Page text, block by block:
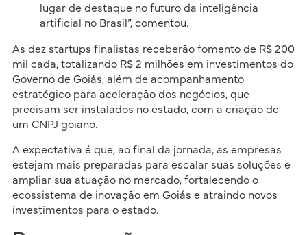
lugar de destaque no futuro da inteligência
artificial no Brasil”, comentou.
As dez startups finalistas receberão fomento de R$ 200
mil cada, totalizando R$ 2 milhões em investimentos do
Governo de Goiás, além de acompanhamento
estratégico para aceleração dos negócios, que
precisam ser instalados no estado, com a criação de
um CNPJ goiano.
A expectativa é que, ao final da jornada, as empresas
estejam mais preparadas para escalar suas soluções e
ampliar sua atuação no mercado, fortalecendo o
ecossistema de inovação em Goiás e atraindo novos
investimentos para o estado.